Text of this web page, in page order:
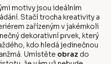
motivy jsou ideálním
Stačí trocha kreativity a
zařízeným v jakémkoli
dekorativní prvek, který
kdo hledá jedinečnou
Umístěte obraz do